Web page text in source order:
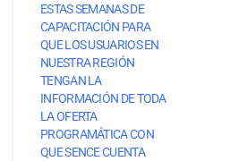
ESTAS SEMANAS DE
CAPACITACIÓN PARA
QUE LOS USUARIOS EN
NUESTRA REGIÓN
TENGAN LA
INFORMACIÓN DE TODA
LA OFERTA
PROGRAMÁTICA CON
QUE SENCE CUENTA